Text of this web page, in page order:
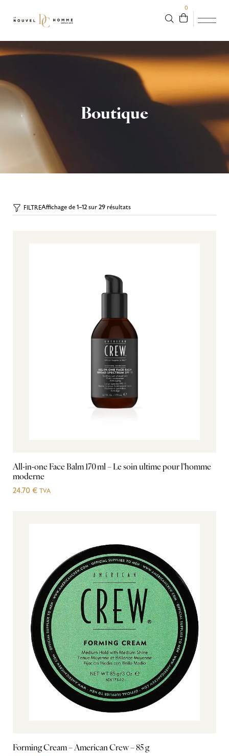
0
Boutique
FILTREAffichage de 1–12 sur 29 résultats
All-in-one Face Balm 170 ml – Le soin ultime pour l’homme
moderne
24.70 € TVA
Forming Cream – American Crew – 85 g